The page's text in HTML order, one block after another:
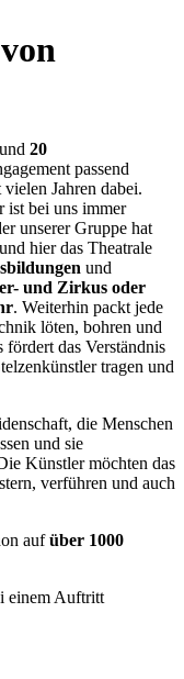
20
passend
Jahren dabei.
ist bei uns immer
unserer Gruppe hat
hier das Theatrale
und
und Zirkus oder
. Weiterhin packt jede
löten, bohren und
fördert das Verständnis
tragen und
die Menschen
und sie
Künstler möchten das
verführen und auch
aufüber 1000